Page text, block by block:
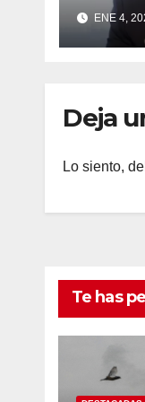
ENE 4,
Deja
Lo siento,
Te has